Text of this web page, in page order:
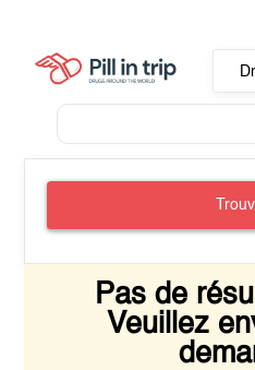
Pas de
Veuillez